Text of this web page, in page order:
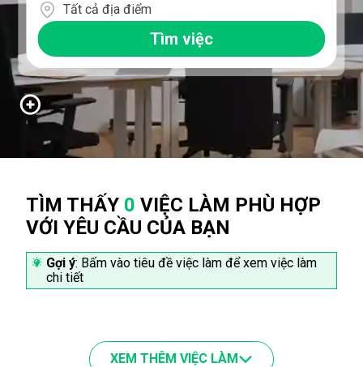
Tất cả địa điểm
Tìm việc
TÌM THẤY 0 VIỆC LÀM PHÙ HỢP
VỚI YÊU CẦU CỦA BẠN
Gợi ý: Bấm vào tiêu đề việc làm để xem việc làm
chi tiết
XEM THÊM VIỆC LÀM